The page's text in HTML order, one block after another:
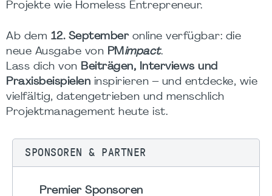
Projekte wie Homeless Entrepreneur.
Ab dem 12. Septemberonline verfügbar: die
neue Ausgabe von PM impact.
Lass dich von Beiträgen, Interviews und
Praxisbeispielen inspirieren – und entdecke, wie
vielfältig, datengetrieben und menschlich
Projektmanagement heute ist.
SPONSOREN & PARTNER
Premier Sponsoren